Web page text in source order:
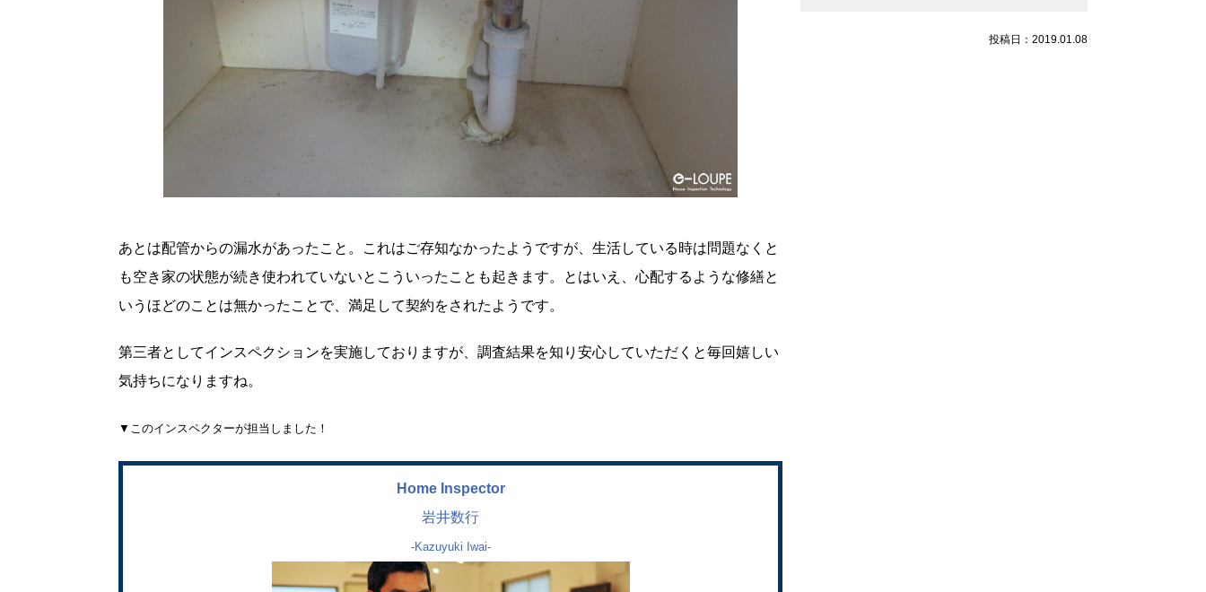
あとは配管からの漏水があったこと。これはご存知なかったようですが、生活している時は問題なくと
も空き家の状態が続き使われていないとこういったことも起きます。とはいえ、心配するような修繕と
いうほどのことは無かったことで、満足して契約をされたようです。
第三者としてインスペクションを実施しておりますが、調査結果を知り安心していただくと毎回嬉しい
気持ちになりますね。
▼このインスペクターが担当しました！
Home Inspector
岩井数行
-Kazuyuki Iwai-
投稿日：2019.01.08